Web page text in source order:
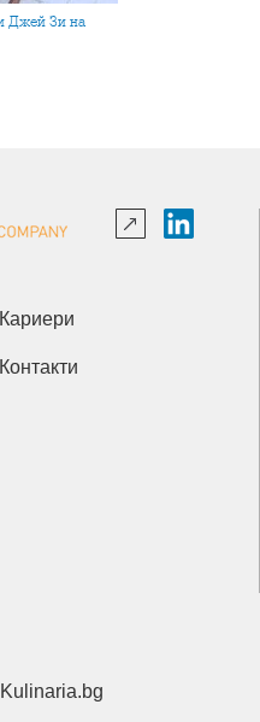
Кариери
Контакти
Kulinaria.bg